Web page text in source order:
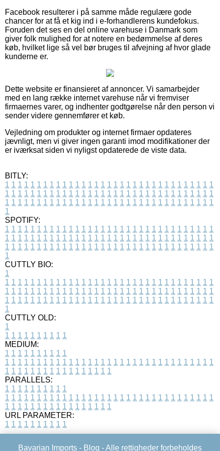
Facebook resulterer i på samme måde regulære gode
chancer for at få et kig ind i e-forhandlerens kundefokus.
Foruden det ses en del online varehuse i Danmark som
giver folk mulighed for at notere en bedømmelse af deres
køb, hvilket lige så vel bør bruges til afvejning af hvor glade
kunderne er.
Dette website er finansieret af annoncer. Vi samarbejder
med en lang række internet varehuse når vi fremviser
firmaernes varer, og indhenter godtgørelse når den person vi
sender videre gennemfører et køb.
Vejledning om produkter og internet firmaer opdateres
jævnligt, men vi giver ingen garanti imod modifikationer der
er iværksat siden vi nyligst opdaterede de viste data.
BITLY:
1 1 1 1 1 1 1 1 1 1 1 1 1 1 1 1 1 1 1 1 1 1 1 1 1 1 1 1 1 1 1 1 1
1 1 1 1 1 1 1 1 1 1 1 1 1 1 1 1 1 1 1 1 1 1 1 1 1 1 1 1 1 1 1 1 1
1 1 1 1 1 1 1 1 1 1 1 1 1 1 1 1 1 1 1 1 1 1 1 1 1 1 1 1 1 1 1 1 1
1
SPOTIFY:
1 1 1 1 1 1 1 1 1 1 1 1 1 1 1 1 1 1 1 1 1 1 1 1 1 1 1 1 1 1 1 1 1
1 1 1 1 1 1 1 1 1 1 1 1 1 1 1 1 1 1 1 1 1 1 1 1 1 1 1 1 1 1 1 1 1
1 1 1 1 1 1 1 1 1 1 1 1 1 1 1 1 1 1 1 1 1 1 1 1 1 1 1 1 1 1 1 1 1
1
CUTTLY BIO:
1
1 1 1 1 1 1 1 1 1 1 1 1 1 1 1 1 1 1 1 1 1 1 1 1 1 1 1 1 1 1 1 1 1
1 1 1 1 1 1 1 1 1 1 1 1 1 1 1 1 1 1 1 1 1 1 1 1 1 1 1 1 1 1 1 1 1
1 1 1 1 1 1 1 1 1 1 1 1 1 1 1 1 1 1 1 1 1 1 1 1 1 1 1 1 1 1 1 1 1
1
CUTTLY OLD:
1
1 1 1 1 1 1 1 1 1 1
MEDIUM:
1 1 1 1 1 1 1 1 1 1
1 1 1 1 1 1 1 1 1 1 1 1 1 1 1 1 1 1 1 1 1 1 1 1 1 1 1 1 1 1 1 1 1
1 1 1 1 1 1 1 1 1 1 1 1 1 1 1 1 1
PARALLELS:
1 1 1 1 1 1 1 1 1 1
1 1 1 1 1 1 1 1 1 1 1 1 1 1 1 1 1 1 1 1 1 1 1 1 1 1 1 1 1 1 1 1 1
1 1 1 1 1 1 1 1 1 1 1 1 1 1 1 1 1
URL PARAMETER:
1 1 1 1 1 1 1 1 1 1
Bavarian Imports - Blog - Alle rettigheder forbeholdes